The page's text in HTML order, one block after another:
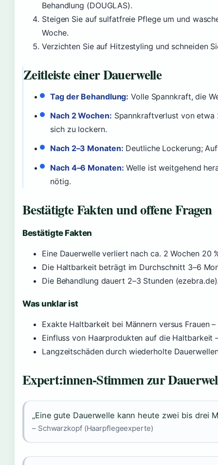
Behandlung (DOUGLAS).
Steigen Sie auf sulfatfreie Pflege um und
Woche.
Verzichten Sie auf Hitzestyling und schneiden
Zeitleiste einer Dauerwelle
Tag der Behandlung: Volle Spannkraft, die
Nach 2 Wochen: Spannkraftverlust von
sich zu lockern.
Nach 2–3 Monaten: Deutliche Lockerung;
Nach 4–6 Monaten: Welle ist weitgehend
nötig.
Bestätigte Fakten und offene Fragen
Bestätigte Fakten
Eine Dauerwelle verliert nach ca. 2 Wochen 20
Die Haltbarkeit beträgt im Durchschnitt 3–6
Die Behandlung dauert 2–3 Stunden
Was unklar ist
Exakte Haltbarkeit bei Männern versus Frauen
Einfluss von Haarprodukten auf die Haltbarkeit
Langzeitschäden durch wiederholte
Expert:innen-Stimmen zur
„Eine gute Dauerwelle kann heute zwei bis drei
– Schwarzkopf (Haarpflegeexperte)